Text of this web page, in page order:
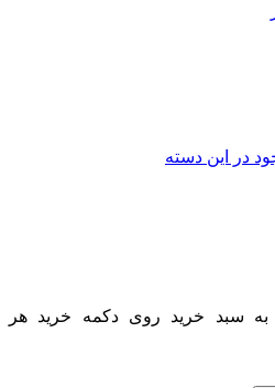
در این دسته
سبد خرید روی دکمه خرید هر